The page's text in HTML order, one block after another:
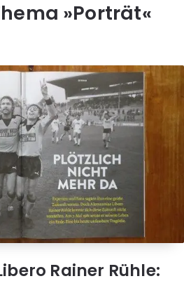
»Porträt«
Rainer Rühle: